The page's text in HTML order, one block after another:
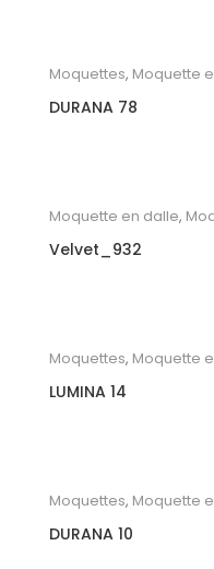
Moquettes, Moquette
DURANA 78
Moquette en dalle,
Velvet_932
Moquettes, Moquette
LUMINA 14
Moquettes, Moquette
DURANA 10